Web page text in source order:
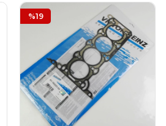
%19